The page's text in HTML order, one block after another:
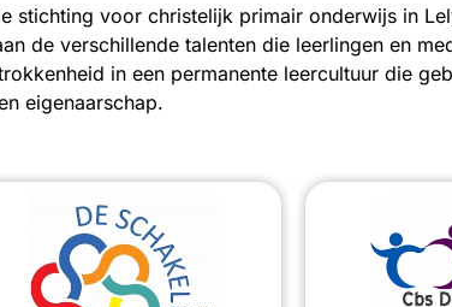
stichting voor christelijk primair onderwijs in
de verschillende talenten die leerlingen en
in een permanente leercultuur die
eigenaarschap.